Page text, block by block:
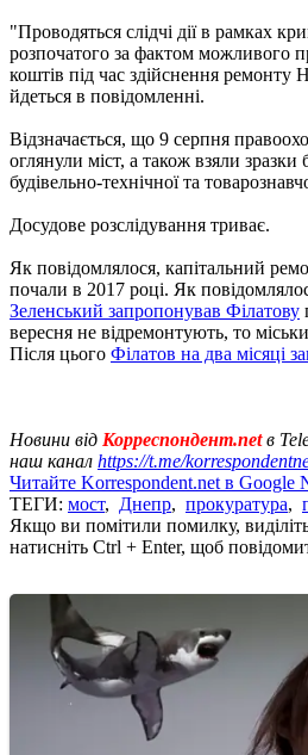
"Проводяться слідчі дії в рамках
розпочатого за фактом можливого
коштів під час здійснення ремонту
йдеться в повідомленні.
Відзначається, що 9 серпня
оглянули міст, а також взяли
будівельно-технічної та
Досудове розслідування триває.
Як повідомлялося, капітальний
почали в 2017 році. Як
Зеленський запропонував Філатову
вересня не відремонтують, то
Після цього Філатов на два місяці
Новини від Корреспондент.netв
наш канал https://t.me/
Читайте Korrespondent.net в Google
ТЕГИ: мост, Днепр, прокуратура,
Якщо ви помітили помилку,
натисніть Ctrl + Enter, щоб